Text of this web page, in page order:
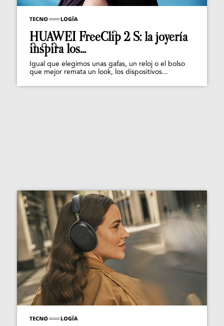
HUAWEI FreeClip 2 S: la joyería
inspira los...
Igual que elegimos unas gafas, un reloj o el bolso
que mejor remata un look, los dispositivos...